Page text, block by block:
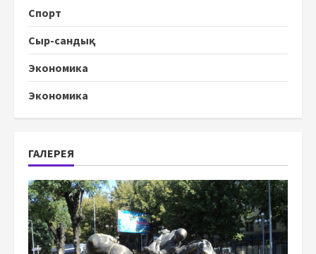
Спорт
Сыр-сандық
Экономика
Экономика
ГАЛЕРЕЯ